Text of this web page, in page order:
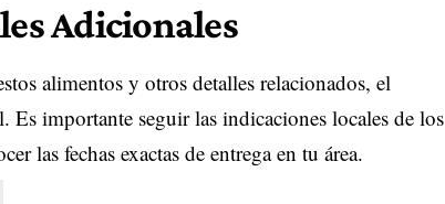
Adicionales
alimentos y otros detalles relacionados, el
importante seguir las indicaciones locales de los
las fechas exactas de entrega en tu área.